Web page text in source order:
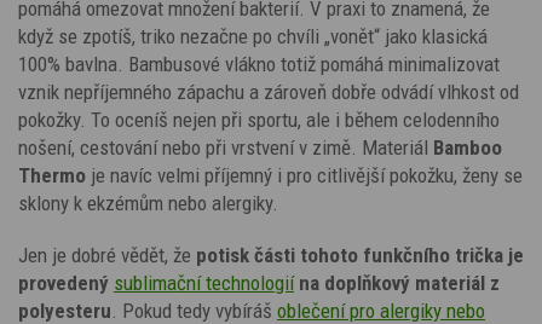
pomáhá omezovat množení bakterií. V praxi to znamená, že
když se zpotíš, triko nezačne po chvíli „vonět“ jako klasická
100% bavlna. Bambusové vlákno totiž pomáhá minimalizovat
vznik nepříjemného zápachu a zároveň dobře odvádí vlhkost od
pokožky. To oceníš nejen při sportu, ale i během celodenního
nošení, cestování nebo při vrstvení v zimě. Materiál Bamboo
Thermo je navíc velmi příjemný i pro citlivější pokožku, ženy se
sklony k ekzémům nebo alergiky.
Jen je dobré vědět, že potisk části tohoto funkčního trička je
provedený sublimační technologiína doplňkový materiál z
polyesteru . Pokud tedy vybíráš oblečení pro alergiky nebo